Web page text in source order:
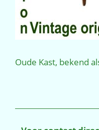
Oude Kast, bekend